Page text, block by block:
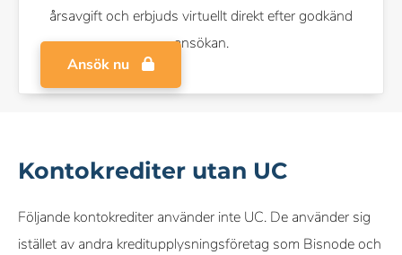
årsavgift och erbjuds virtuellt direkt efter godkänd
ansökan.
Ansök nu
Kontokrediter utan UC
Följande kontokrediter använder inte UC. De använder sig
istället av andra kreditupplysningsföretag som Bisnode och